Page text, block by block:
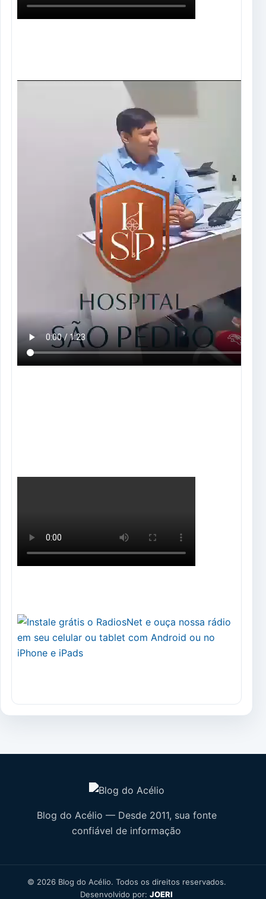
Blog do Acélio — Desde 2011, sua fonte
confiável de informação
© 2026 Blog do Acélio. Todos os direitos reservados.
Desenvolvido por: JOERI